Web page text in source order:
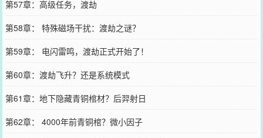
第57章：高级任务，渡劫
第58章： 特殊磁场干扰：渡劫之谜？
第59章： 电闪雷鸣，渡劫正式开始了！
第60章：渡劫飞升？还是系统模式
第61章：地下隐藏青铜棺材？后羿射日
第62章： 4000年前青铜棺？微小因子